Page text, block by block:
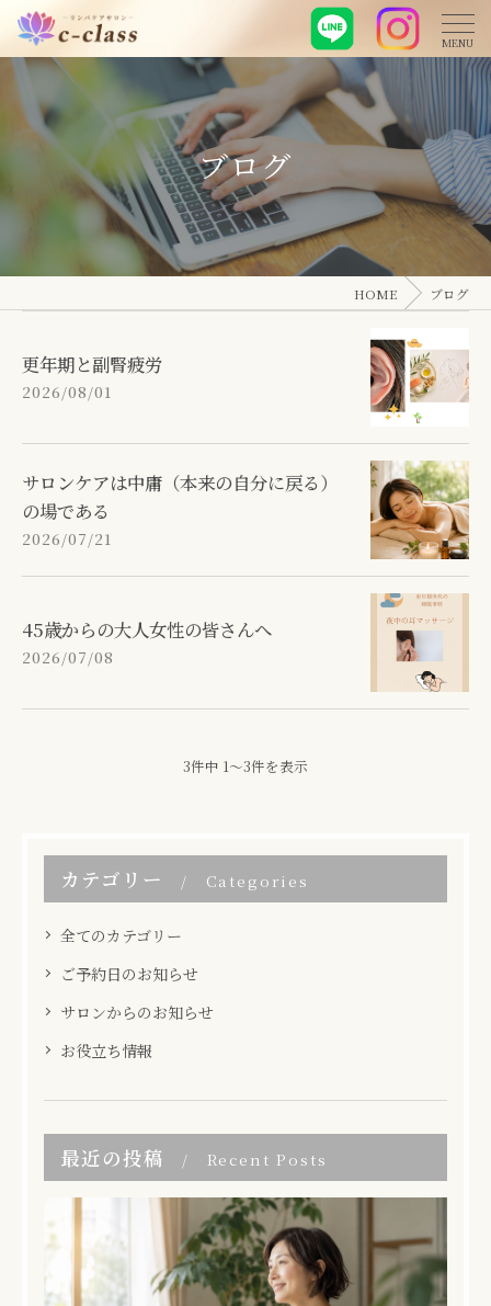
ブログ
HOME ブログ
更年期と副腎疲労
2026/08/01
サロンケアは中庸（本来の自分に戻る）
の場である
2026/07/21
45歳からの大人女性の皆さんへ
2026/07/08
3件中 1～3件を表示
カテゴリー Categories
全てのカテゴリー
ご予約日のお知らせ
サロンからのお知らせ
お役立ち情報
最近の投稿 Recent Posts